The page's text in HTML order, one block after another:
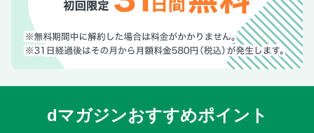
ショッピングセンター
ショッピングセンター／アラモアナセンター
ショッピングセンター／アラモアナセンター／ハワイ限定ア
ショッピングセンター／ロイヤル・ハワイアン・センター
dマガジンおすすめポイント